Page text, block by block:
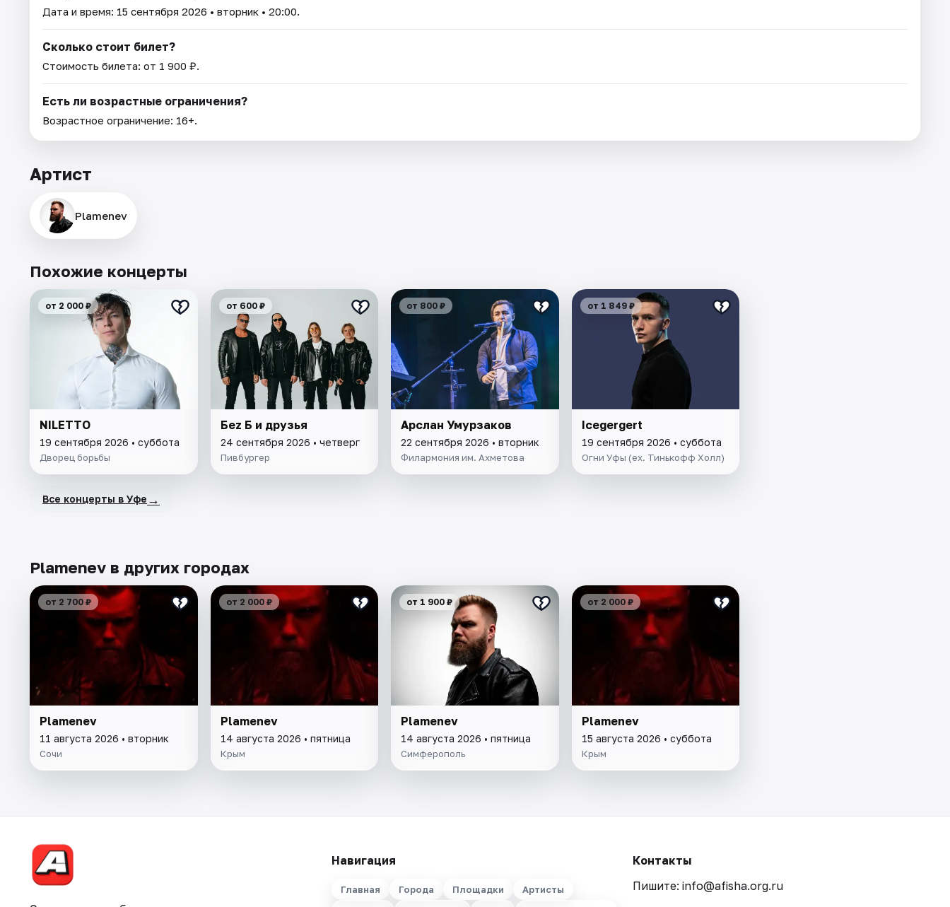
Дата и время: 15 сентября 2026 • вторник • 20:00.
Сколько стоит билет?
Стоимость билета: от 1 900 ₽.
Есть ли возрастные ограничения?
Возрастное ограничение: 16+.
Артист
Plamenev
Похожие концерты
от 2 000 ₽
NILETTO
19 сентября 2026 • суббота
Дворец борьбы
от 600 ₽
Беz Б и друзья
24 сентября 2026 • четверг
Пивбургер
от 800 ₽
Арслан Умурзаков
22 сентября 2026 • вторник
Филармония им. Ахметова
от 1 849 ₽
Icegergert
19 сентября 2026 • суббота
Огни Уфы (ex. Тинькофф Холл)
Все концерты в Уфе →
Plamenev в других городах
от 2 700 ₽
Plamenev
11 августа 2026 • вторник
Сочи
от 2 000 ₽
Plamenev
14 августа 2026 • пятница
Крым
от 1 900 ₽
Plamenev
14 августа 2026 • пятница
Симферополь
от 2 000 ₽
Plamenev
15 августа 2026 • суббота
Крым
Навигация
Главная Города Площадки
Артисты
Контакты
Пишите: info@afisha.org.ru